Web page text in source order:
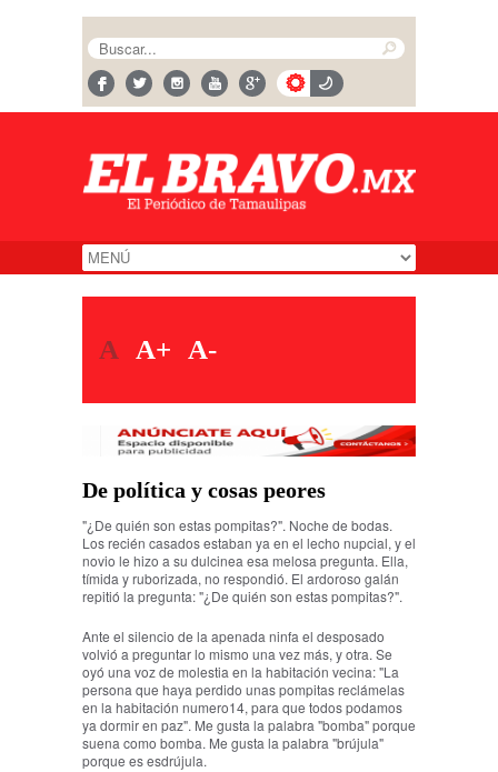
A A+ A-
De política y cosas peores
"¿De quién son estas pompitas?". Noche de bodas.
Los recién casados estaban ya en el lecho nupcial, y el
novio le hizo a su dulcinea esa melosa pregunta. Ella,
tímida y ruborizada, no respondió. El ardoroso galán
repitió la pregunta: "¿De quién son estas pompitas?".
Ante el silencio de la apenada ninfa el desposado
volvió a preguntar lo mismo una vez más, y otra. Se
oyó una voz de molestia en la habitación vecina: "La
persona que haya perdido unas pompitas reclámelas
en la habitación numero14, para que todos podamos
ya dormir en paz". Me gusta la palabra "bomba" porque
suena como bomba. Me gusta la palabra "brújula"
porque es esdrújula.